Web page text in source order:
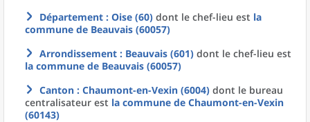
Département : Oise (60) dont le chef-lieu est la
commune de Beauvais (60057)
Arrondissement : Beauvais (601) dont le chef-lieu est
la commune de Beauvais (60057)
Canton : Chaumont-en-Vexin (6004) dont le bureau
centralisateur est la commune de Chaumont-en-Vexin
(60143)